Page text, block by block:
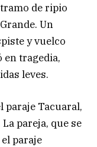
de ripio
Un
y vuelco
tragedia,
leves.
paraje Tacuaral,
pareja, que se
paraje